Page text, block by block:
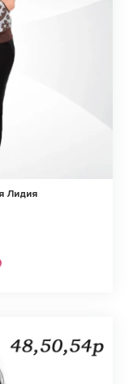
діапазон від
крупної
їм трикотажні
актуальної
реалізує
відвідувача.
сервіс та
Лидия